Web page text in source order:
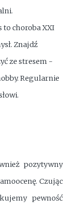
to choroba XXI
Znajdź
ze stresem -
Regularnie
pozytywny
Czując
pewność